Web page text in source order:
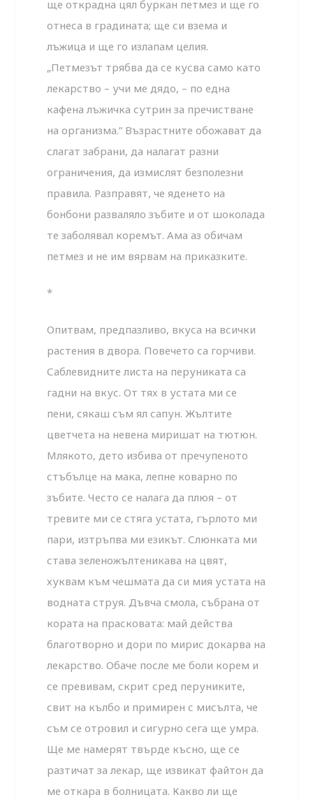
ще открадна цял буркан петмез и ще го
отнеса в градината; ще си взема и
лъжица и ще го излапам целия.
„Петмезът трябва да се кусва само като
лекарство – учи ме дядо, – по една
кафена лъжичка сутрин за пречистване
на организма.” Възрастните обожават да
слагат забрани, да налагат разни
ограничения, да измислят безполезни
правила. Разправят, че яденето на
бонбони разваляло зъбите и от шоколада
те заболявал коремът. Ама аз обичам
петмез и не им вярвам на приказките.
*
Опитвам, предпазливо, вкуса на всички
растения в двора. Повечето са горчиви.
Саблевидните листа на перуниката са
гадни на вкус. От тях в устата ми се
пени, сякаш съм ял сапун. Жълтите
цветчета на невена миришат на тютюн.
Млякото, дето избива от пречупеното
стъбълце на мака, лепне коварно по
зъбите. Често се налага да плюя – от
тревите ми се стяга устата, гърлото ми
пари, изтръпва ми езикът. Слюнката ми
става зеленожълтеникава на цвят,
хуквам към чешмата да си мия устата на
водната струя. Дъвча смола, събрана от
кората на прасковата: май действа
благотворно и дори по мирис докарва на
лекарство. Обаче после ме боли корем и
се превивам, скрит сред перуниките,
свит на кълбо и примирен с мисълта, че
съм се отровил и сигурно сега ще умра.
Ще ме намерят твърде късно, ще се
разтичат за лекар, ще извикат файтон да
ме откара в болницата. Какво ли ще